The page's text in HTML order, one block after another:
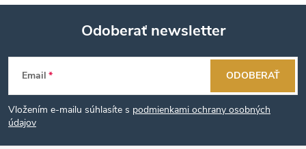
Z
á
p
Odoberať newsletter
Email
Vložením e-mailu súhlasíte s podmienkami ochrany osobných
údajov
ODOBERAŤ